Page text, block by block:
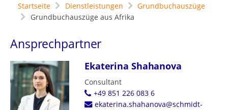
Startseite Dienstleistungen
Grundbuchauszüge
Grundbuchauszüge aus Afrika
Ansprechpartner
Ekaterina Shahanova
Consultant
+49 851 226 083 6
ekaterina.shahanova@schmidt-